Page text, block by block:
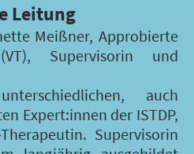
Leitung
Meißner, Approbierte
Supervisorin und
auch
Expert:innen der ISTDP,
Supervisorin